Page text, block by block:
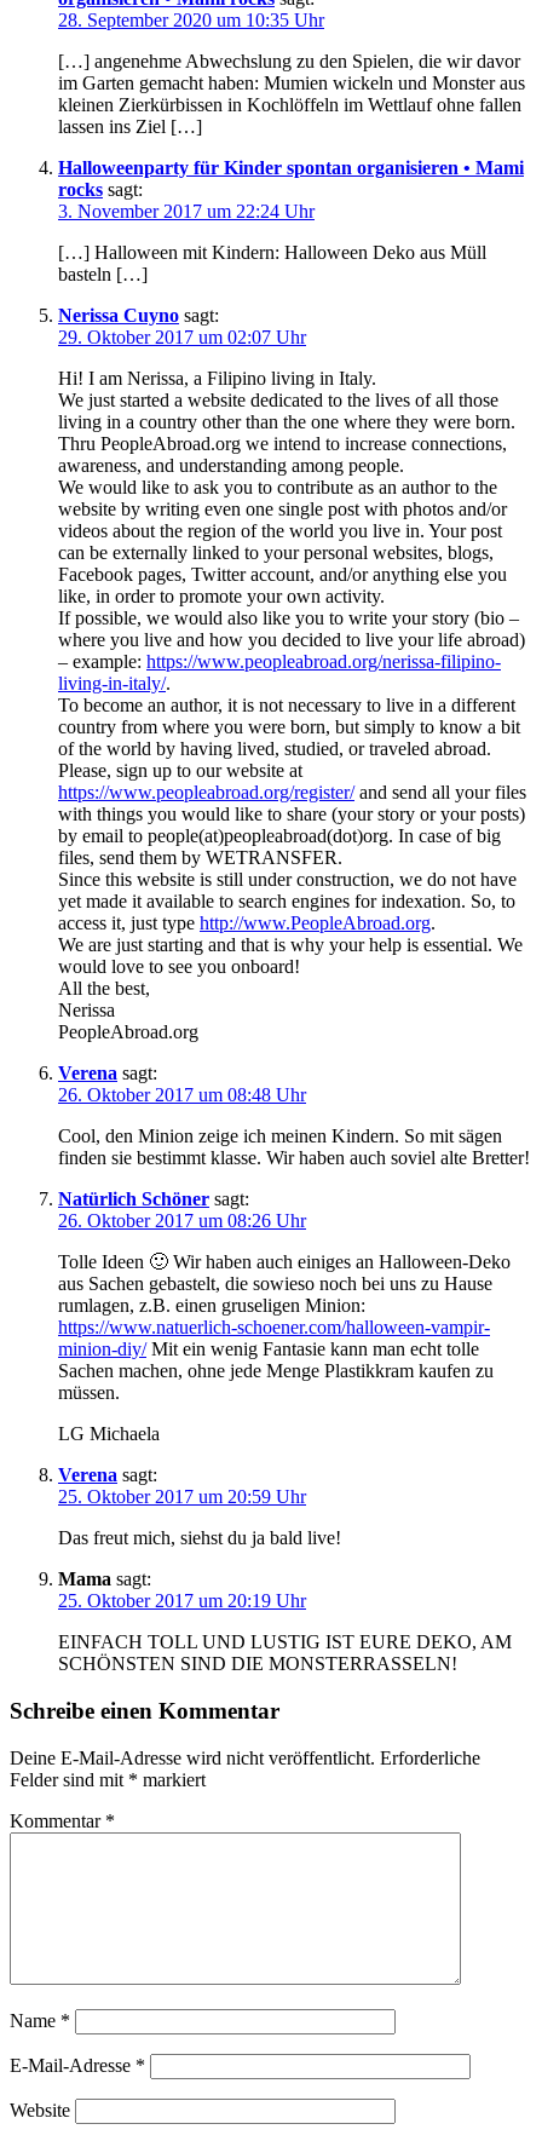
28. September 2020 um 10:35 Uhr
[…] angenehme Abwechslung zu den Spielen, die wir davor
im Garten gemacht haben: Mumien wickeln und Monster aus
kleinen Zierkürbissen in Kochlöffeln im Wettlauf ohne fallen
lassen ins Ziel […]
Halloweenparty für Kinder spontan organisieren • Mami
rocks sagt:
3. November 2017 um 22:24 Uhr
[…] Halloween mit Kindern: Halloween Deko aus Müll
basteln […]
Nerissa Cuyno sagt:
29. Oktober 2017 um 02:07 Uhr
Hi! I am Nerissa, a Filipino living in Italy.
We just started a website dedicated to the lives of all those
living in a country other than the one where they were born.
Thru PeopleAbroad.org we intend to increase connections,
awareness, and understanding among people.
We would like to ask you to contribute as an author to the
website by writing even one single post with photos and/or
videos about the region of the world you live in. Your post
can be externally linked to your personal websites, blogs,
Facebook pages, Twitter account, and/or anything else you
like, in order to promote your own activity.
If possible, we would also like you to write your story (bio –
where you live and how you decided to live your life abroad)
– example: https://www.peopleabroad.org/nerissa-filipino-
living-in-italy/.
To become an author, it is not necessary to live in a different
country from where you were born, but simply to know a bit
of the world by having lived, studied, or traveled abroad.
Please, sign up to our website at
https://www.peopleabroad.org/register/and send all your files
with things you would like to share (your story or your posts)
by email to people(at)peopleabroad(dot)org. In case of big
files, send them by WETRANSFER.
Since this website is still under construction, we do not have
yet made it available to search engines for indexation. So, to
access it, just type http://www.PeopleAbroad.org.
We are just starting and that is why your help is essential. We
would love to see you onboard!
All the best,
Nerissa
PeopleAbroad.org
Verena sagt:
26. Oktober 2017 um 08:48 Uhr
Cool, den Minion zeige ich meinen Kindern. So mit sägen
finden sie bestimmt klasse. Wir haben auch soviel alte Bretter!
Natürlich Schöner sagt:
26. Oktober 2017 um 08:26 Uhr
Tolle Ideen 🙂 Wir haben auch einiges an Halloween-Deko
aus Sachen gebastelt, die sowieso noch bei uns zu Hause
rumlagen, z.B. einen gruseligen Minion:
https://www.natuerlich-schoener.com/halloween-vampir-
minion-diy/Mit ein wenig Fantasie kann man echt tolle
Sachen machen, ohne jede Menge Plastikkram kaufen zu
müssen.
LG Michaela
Verena sagt:
25. Oktober 2017 um 20:59 Uhr
Das freut mich, siehst du ja bald live!
Mama sagt:
25. Oktober 2017 um 20:19 Uhr
EINFACH TOLL UND LUSTIG IST EURE DEKO, AM
SCHÖNSTEN SIND DIE MONSTERRASSELN!
Schreibe einen Kommentar
Deine E-Mail-Adresse wird nicht veröffentlicht. Erforderliche
Felder sind mit * markiert
Kommentar *
Name *
E-Mail-Adresse *
Website